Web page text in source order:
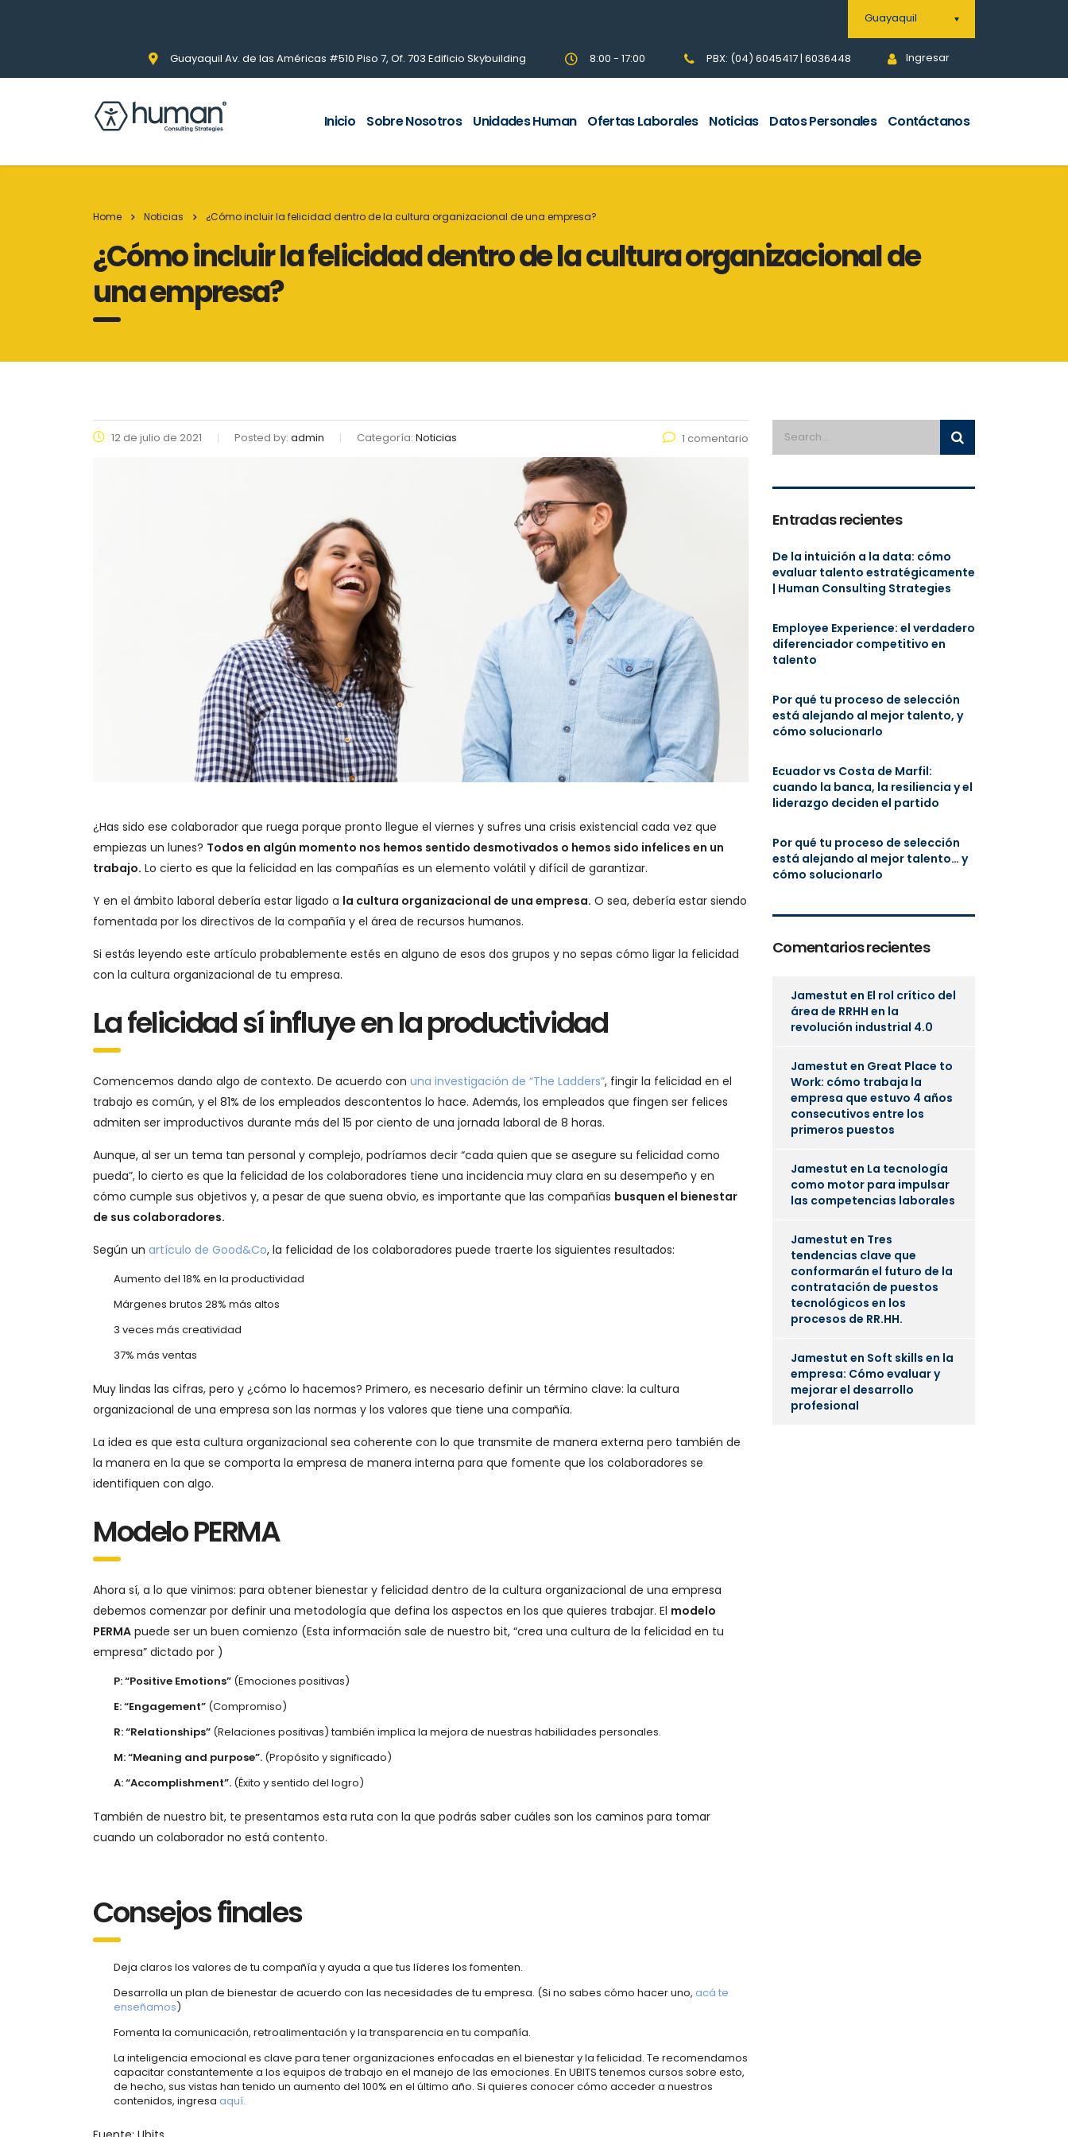
Guayaquil
Guayaquil Av. de las Américas #510 Piso 7, Of. 703 Edificio Skybuilding 8:00 - 17:00 PBX: (04) 6045417 | 6036448 Ingresar
Inicio Sobre Nosotros Unidades Human Ofertas Laborales Noticias Datos Personales Contáctanos
Home Noticias ¿Cómo incluir la felicidad dentro de la cultura organizacional de una empresa?
¿Cómo incluir la felicidad dentro de la cultura organizacional de
una empresa?
12 de julio de 2021 Posted by: admin Categoría: Noticias 1 comentario
¿Has sido ese colaborador que ruega porque pronto llegue el viernes y sufres una crisis existencial cada vez que
empiezas un lunes? Todos en algún momento nos hemos sentido desmotivados o hemos sido infelices en un
trabajo. Lo cierto es que la felicidad en las compañías es un elemento volátil y difícil de garantizar.
Y en el ámbito laboral debería estar ligado a la cultura organizacional de una empresa. O sea, debería estar siendo
fomentada por los directivos de la compañía y el área de recursos humanos.
Si estás leyendo este artículo probablemente estés en alguno de esos dos grupos y no sepas cómo ligar la felicidad
con la cultura organizacional de tu empresa.
La felicidad sí influye en la productividad
Comencemos dando algo de contexto. De acuerdo con una investigación de “The Ladders”, fingir la felicidad en el
trabajo es común, y el 81% de los empleados descontentos lo hace. Además, los empleados que fingen ser felices
admiten ser improductivos durante más del 15 por ciento de una jornada laboral de 8 horas.
Aunque, al ser un tema tan personal y complejo, podríamos decir “cada quien que se asegure su felicidad como
pueda”, lo cierto es que la felicidad de los colaboradores tiene una incidencia muy clara en su desempeño y en
cómo cumple sus objetivos y, a pesar de que suena obvio, es importante que las compañías busquen el bienestar
de sus colaboradores.
Según un artículo de Good&Co, la felicidad de los colaboradores puede traerte los siguientes resultados:
Aumento del 18% en la productividad
Márgenes brutos 28% más altos
3 veces más creatividad
37% más ventas
Muy lindas las cifras, pero y ¿cómo lo hacemos? Primero, es necesario definir un término clave: la cultura
organizacional de una empresa son las normas y los valores que tiene una compañía.
La idea es que esta cultura organizacional sea coherente con lo que transmite de manera externa pero también de
la manera en la que se comporta la empresa de manera interna para que fomente que los colaboradores se
identifiquen con algo.
Modelo PERMA
Ahora sí, a lo que vinimos: para obtener bienestar y felicidad dentro de la cultura organizacional de una empresa
debemos comenzar por definir una metodología que defina los aspectos en los que quieres trabajar. El modelo
PERMA puede ser un buen comienzo (Esta información sale de nuestro bit, “crea una cultura de la felicidad en tu
empresa” dictado por )
P: “Positive Emotions” (Emociones positivas)
E: “Engagement” (Compromiso)
R: “Relationships” (Relaciones positivas) también implica la mejora de nuestras habilidades personales.
M: “Meaning and purpose”. (Propósito y significado)
A: “Accomplishment”. (Éxito y sentido del logro)
También de nuestro bit, te presentamos esta ruta con la que podrás saber cuáles son los caminos para tomar
cuando un colaborador no está contento.
Consejos finales
Deja claros los valores de tu compañía y ayuda a que tus líderes los fomenten.
Desarrolla un plan de bienestar de acuerdo con las necesidades de tu empresa. (Si no sabes cómo hacer uno, acá te
enseñamos)
Fomenta la comunicación, retroalimentación y la transparencia en tu compañía.
La inteligencia emocional es clave para tener organizaciones enfocadas en el bienestar y la felicidad. Te recomendamos
capacitar constantemente a los equipos de trabajo en el manejo de las emociones. En UBITS tenemos cursos sobre esto,
de hecho, sus vistas han tenido un aumento del 100% en el último año. Si quieres conocer cómo acceder a nuestros
contenidos, ingresa aquí.
Entradas recientes
De la intuición a la data: cómo
evaluar talento estratégicamente
| Human Consulting Strategies
Employee Experience: el verdadero
diferenciador competitivo en
talento
Por qué tu proceso de selección
está alejando al mejor talento, y
cómo solucionarlo
Ecuador vs Costa de Marfil:
cuando la banca, la resiliencia y el
liderazgo deciden el partido
Por qué tu proceso de selección
está alejando al mejor talento… y
cómo solucionarlo
Comentarios recientes
Jamestut en El rol crítico del
área de RRHH en la
revolución industrial 4.0
Jamestut en Great Place to
Work: cómo trabaja la
empresa que estuvo 4 años
consecutivos entre los
primeros puestos
Jamestut en La tecnología
como motor para impulsar
las competencias laborales
Jamestut en Tres
tendencias clave que
conformarán el futuro de la
contratación de puestos
tecnológicos en los
procesos de RR.HH.
Jamestut en Soft skills en la
empresa: Cómo evaluar y
mejorar el desarrollo
profesional